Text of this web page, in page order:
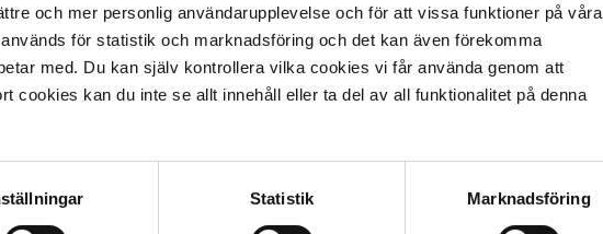
och mer personlig användarupplevelse och för att vissa funktioner på våra
för statistik och marknadsföring och det kan även förekomma
med. Du kan själv kontrollera vilka cookies vi får använda genom att
cookies kan du inte se allt innehåll eller ta del av all funktionalitet på denna
Statistik Marknadsföring